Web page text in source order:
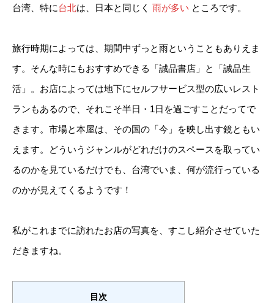
台湾、特に台北は、日本と同じく 雨が多い ところです。
旅行時期によっては、期間中ずっと雨ということもありえま
す。そんな時にもおすすめできる「誠品書店」と「誠品生
活」。お店によっては地下にセルフサービス型の広いレスト
ランもあるので、それこそ半日・1日を過ごすことだってで
きます。市場と本屋は、その国の「今」を映し出す鏡ともい
えます。どういうジャンルがどれだけのスペースを取ってい
るのかを見ているだけでも、台湾でいま、何が流行っている
のかが見えてくるようです！
私がこれまでに訪れたお店の写真を、すこし紹介させていた
だきますね。
目次